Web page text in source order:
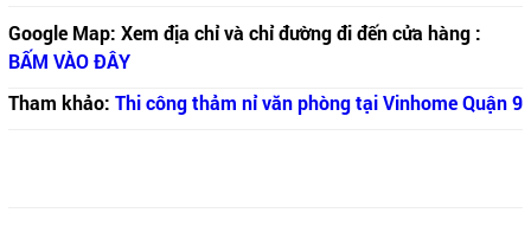
Google Map: Xem địa chỉ và chỉ đường đi đến cửa hàng :
BẤM VÀO ĐÂY
Tham khảo: Thi công thảm nỉ văn phòng tại Vinhome Quận 9